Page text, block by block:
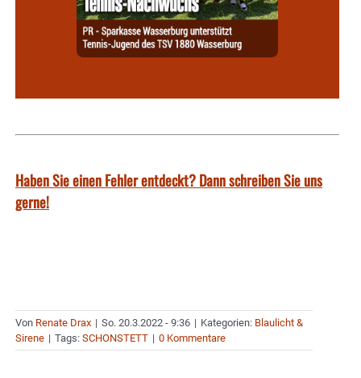
Haben Sie einen Fehler entdeckt? Dann schreiben Sie uns
gerne!
Von Renate Drax | So. 20.3.2022 - 9:36 | Kategorien: Blaulicht &
Sirene | Tags: SCHONSTETT | 0 Kommentare